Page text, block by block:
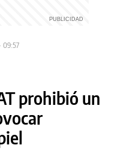
09:57
prohibió un